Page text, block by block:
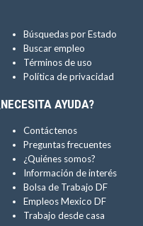
Búsquedas por Estado
Buscar empleo
Términos de uso
Política de privacidad
AYUDA?
Contáctenos
Preguntas frecuentes
¿Quiénes somos?
Información de interés
Bolsa de Trabajo DF
Empleos Mexico DF
Trabajo desde casa